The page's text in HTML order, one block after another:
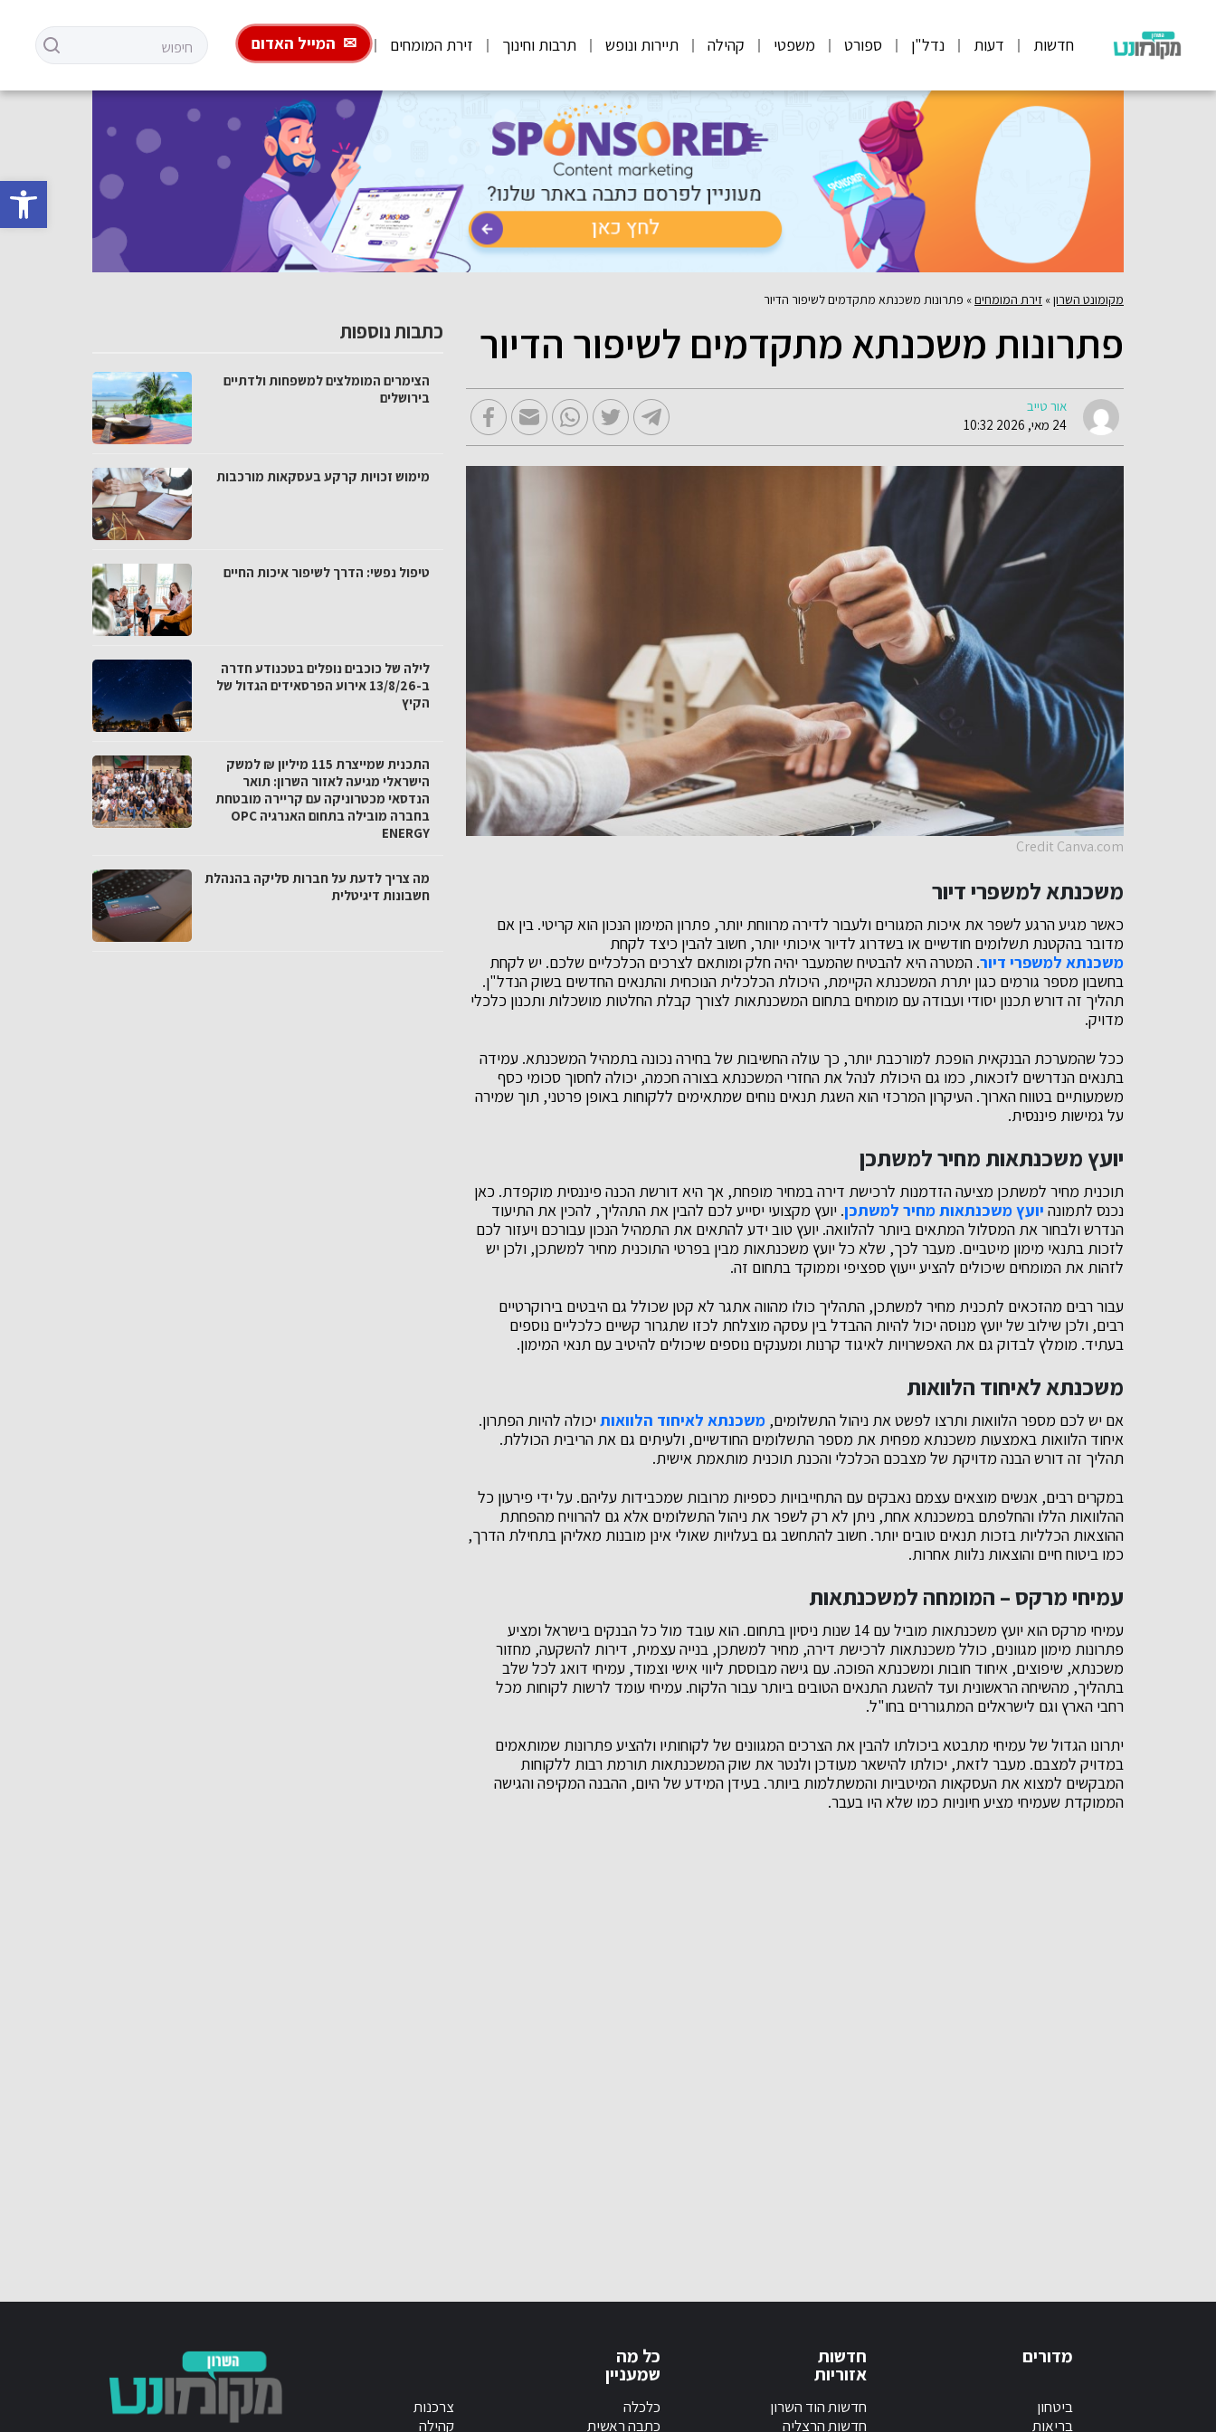
פתח
חדשות דעות נדל"ן ספורט משפטי קהילה תיירות ונופש תרבות וחינוך זירת המומחים המייל האדום
מקומונט השרון» זירת המומחים» פתרונות משכנתא מתקדמים לשיפור הדיור
פתרונות משכנתא מתקדמים לשיפור הדיור
אור טייב
24 מאי, 2026 10:32
Credit Canva.com
משכנתא למשפרי דיור
כאשר מגיע הרגע לשפר את איכות המגורים ולעבור לדירה מרווחת יותר, פתרון המימון הנכון הוא קריטי. בין אם
מדובר בהקטנת תשלומים חודשיים או בשדרוג לדיור איכותי יותר, חשוב להבין כיצד לקחת
משכנתא למשפרי דיור. המטרה היא להבטיח שהמעבר יהיה חלק ומותאם לצרכים הכלכליים שלכם. יש לקחת
בחשבון מספר גורמים כגון יתרת המשכנתא הקיימת, היכולת הכלכלית הנוכחית והתנאים החדשים בשוק הנדל"ן.
תהליך זה דורש תכנון יסודי ועבודה עם מומחים בתחום המשכנתאות לצורך קבלת החלטות מושכלות ותכנון כלכלי
מדויק.
ככל שהמערכת הבנקאית הופכת למורכבת יותר, כך עולה החשיבות של בחירה נכונה בתמהיל המשכנתא. עמידה
בתנאים הנדרשים לזכאות, כמו גם היכולת לנהל את החזרי המשכנתא בצורה חכמה, יכולה לחסוך סכומי כסף
משמעותיים בטווח הארוך. העיקרון המרכזי הוא השגת תנאים נוחים שמתאימים ללקוחות באופן פרטני, תוך שמירה
על גמישות פיננסית.
יועץ משכנתאות מחיר למשתכן
תוכנית מחיר למשתכן מציעה הזדמנות לרכישת דירה במחיר מופחת, אך היא דורשת הכנה פיננסית מוקפדת. כאן
נכנס לתמונה יועץ משכנתאות מחיר למשתכן. יועץ מקצועי יסייע לכם להבין את התהליך, להכין את התיעוד
הנדרש ולבחור את המסלול המתאים ביותר להלוואה. יועץ טוב ידע להתאים את התמהיל הנכון עבורכם ויעזור לכם
לזכות בתנאי מימון מיטביים. מעבר לכך, שלא כל יועץ משכנתאות מבין בפרטי התוכנית מחיר למשתכן, ולכן יש
לזהות את המומחים שיכולים להציע ייעוץ ספציפי וממוקד בתחום זה.
עבור רבים מהזכאים לתכנית מחיר למשתכן, התהליך כולו מהווה אתגר לא קטן שכולל גם היבטים בירוקרטיים
רבים, ולכן שילוב של יועץ מנוסה יכול להיות ההבדל בין עסקה מוצלחת לכזו שתגרור קשיים כלכליים נוספים
בעתיד. מומלץ לבדוק גם את האפשרויות לאיגוד קרנות ומענקים נוספים שיכולים להיטיב עם תנאי המימון.
משכנתא לאיחוד הלוואות
אם יש לכם מספר הלוואות ותרצו לפשט את ניהול התשלומים, משכנתא לאיחוד הלוואות יכולה להיות הפתרון.
איחוד הלוואות באמצעות משכנתא מפחית את מספר התשלומים החודשיים, ולעיתים גם את הריבית הכוללת.
תהליך זה דורש הבנה מדויקת של מצבכם הכלכלי והכנת תוכנית מותאמת אישית.
במקרים רבים, אנשים מוצאים עצמם נאבקים עם התחייבויות כספיות מרובות שמכבידות עליהם. על ידי פירעון כל
ההלוואות הללו והחלפתם במשכנתא אחת, ניתן לא רק לשפר את ניהול התשלומים אלא גם להרוויח מהפחתת
ההוצאות הכלליות בזכות תנאים טובים יותר. חשוב להתחשב גם בעלויות שאולי אינן מובנות מאליהן בתחילת הדרך,
כמו ביטוח חיים והוצאות נלוות אחרות.
עמיחי מרקס – המומחה למשכנתאות
עמיחי מרקס הוא יועץ משכנתאות מוביל עם 14 שנות ניסיון בתחום. הוא עובד מול כל הבנקים בישראל ומציע
פתרונות מימון מגוונים, כולל משכנתאות לרכישת דירה, מחיר למשתכן, בנייה עצמית, דירות להשקעה, מחזור
משכנתא, שיפוצים, איחוד חובות ומשכנתא הפוכה. עם גישה מבוססת ליווי אישי וצמוד, עמיחי דואג לכל שלב
בתהליך, מהשיחה הראשונית ועד להשגת התנאים הטובים ביותר עבור הלקוח. עמיחי עומד לרשות לקוחות מכל
רחבי הארץ וגם לישראלים המתגוררים בחו"ל.
יתרונו הגדול של עמיחי מתבטא ביכולתו להבין את הצרכים המגוונים של לקוחותיו ולהציע פתרונות שמותאמים
במדויק למצבם. מעבר לזאת, יכולתו להישאר מעודכן ולנטר את שוק המשכנתאות תורמת רבות ללקוחות
המבקשים למצוא את העסקאות המיטביות והמשתלמות ביותר. בעידן המידע של היום, ההבנה המקיפה והגישה
הממוקדת שעמיחי מציע חיוניות כמו שלא היו בעבר.
כתבות נוספות
הצימרים המומלצים למשפחות ולדתיים
בירושלים
מימוש זכויות קרקע בעסקאות מורכבות
טיפול נפשי: הדרך לשיפור איכות החיים
לילה של כוכבים נופלים בטכנודע חדרה
ב-13/8/26 אירוע הפרסאידים הגדול של
הקיץ
התכנית שמייצרת 115 מיליון ₪ למשק
הישראלי מגיעה לאזור השרון: תואר
הנדסאי מכטרוניקה עם קריירה מובטחת
בחברה מובילה בתחום האנרגיה OPC
ENERGY
מה צריך לדעת על חברות סליקה בהנהלת
חשבונות דיגיטלית
מדורים
ביטחון
בריאות
חדשות
אזוריות
חדשות הוד השרון
חדשות הרצליה
כל מה
שמעניין
כלכלה
כתבה ראשית
צרכנות
קהילה